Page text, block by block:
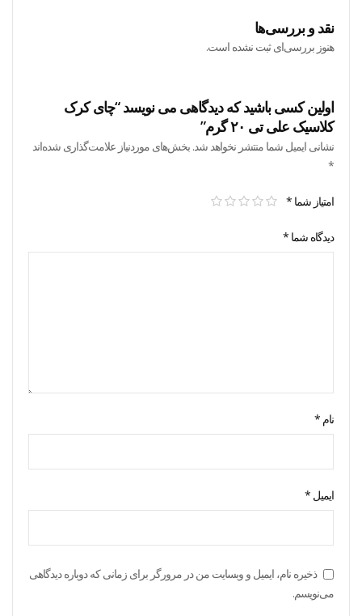
نقد و بررسی‌ها
هنوز بررسی‌ای ثبت نشده است.
اولین کسی باشید که دیدگاهی می نویسد “چای کرک
کلاسیک علی تی ۲۰ گرم”
نشانی ایمیل شما منتشر نخواهد شد. بخش‌های موردنیاز علامت‌گذاری شده‌اند
*
امتیاز شما *
دیدگاه شما *
نام *
ایمیل *
ذخیره نام، ایمیل و وبسایت من در مرورگر برای زمانی که دوباره دیدگاهی
می‌نویسم.